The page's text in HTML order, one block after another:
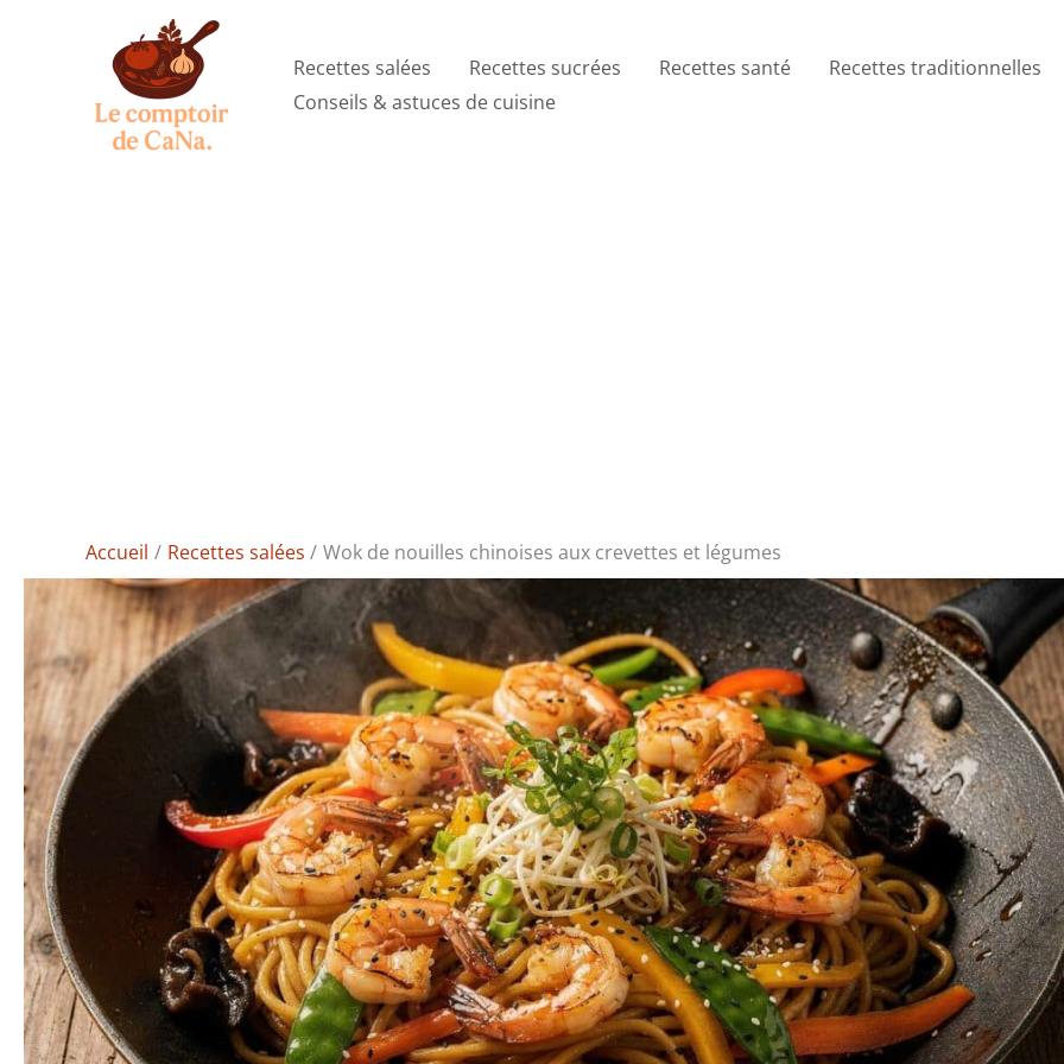
Recettes salées Recettes sucrées Recettes santé
Recettes traditionnelles
Conseils & astuces de cuisine
Accueil Recettes salées Wok de nouilles chinoises aux crevettes et légumes